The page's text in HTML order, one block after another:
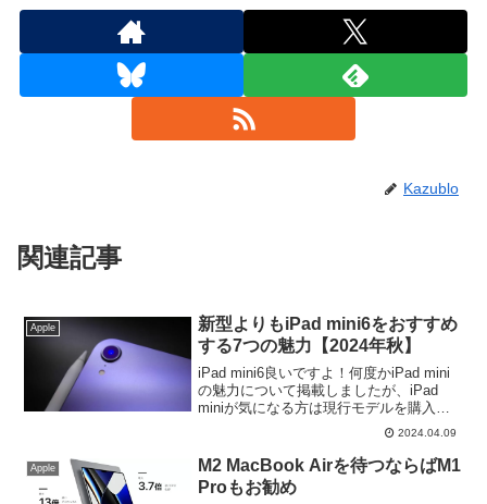
Kazublo
関連記事
Apple
新型よりもiPad mini6をおすすめ
する7つの魅力【2024年秋】
iPad mini6良いですよ！何度かiPad mini
の魅力について掲載しましたが、iPad
miniが気になる方は現行モデルを購入す
べきなのか！？噂でしかない新型を待つ
よりも第6世代ユーザーの私が第6世代を
お勧めする理由がこちら。
2024.04.09
Apple
M2 MacBook Airを待つならばM1
Proもお勧め